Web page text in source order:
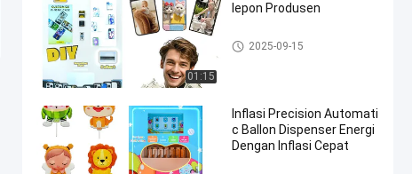
01:15
lepon Produsen
Mesin Pencetak Kasus Telepo
n
2025-09-15
Inflasi Precision Automati
c Ballon Dispenser Energi
Dengan Inflasi Cepat